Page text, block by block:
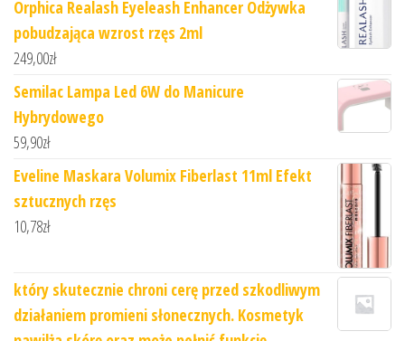
Orphica Realash Eyeleash Enhancer Odżywka
pobudzająca wzrost rzęs 2ml
249,00zł
Semilac Lampa Led 6W do Manicure
Hybrydowego
59,90zł
Eveline Maskara Volumix Fiberlast 11ml Efekt
sztucznych rzęs
10,78zł
który skutecznie chroni cerę przed szkodliwym
działaniem promieni słonecznych. Kosmetyk